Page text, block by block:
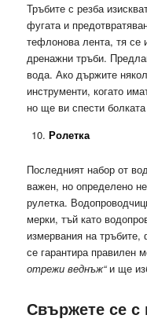
Тръбите с резба
фугата и
тефлонова лента, тя се
дренажни тръби.
вода. Ако държите
инструменти, когато
но ще ви спести
Ролетка
Последният набор от
важен, но определено
рулетка.
мерки, тъй като
измервания на тръбите,
се гарантира правилен
отрежи веднъж“и ще
Свържете се с